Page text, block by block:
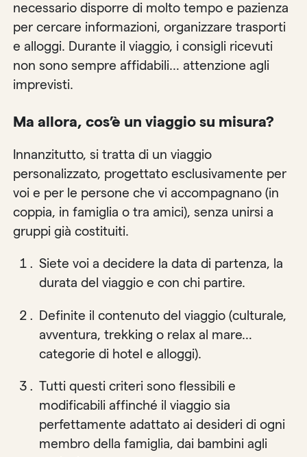
necessario disporre di molto tempo e pazienza
per cercare informazioni, organizzare trasporti
e alloggi. Durante il viaggio, i consigli ricevuti
non sono sempre affidabili… attenzione agli
imprevisti.
Ma allora, cos’è un viaggio su misura?
Innanzitutto, si tratta di un viaggio
personalizzato, progettato esclusivamente per
voi e per le persone che vi accompagnano (in
coppia, in famiglia o tra amici), senza unirsi a
gruppi già costituiti.
Siete voi a decidere la data di partenza, la
durata del viaggio e con chi partire.
Definite il contenuto del viaggio (culturale,
avventura, trekking o relax al mare…
categorie di hotel e alloggi).
Tutti questi criteri sono flessibili e
modificabili affinché il viaggio sia
perfettamente adattato ai desideri di ogni
membro della famiglia, dai bambini agli